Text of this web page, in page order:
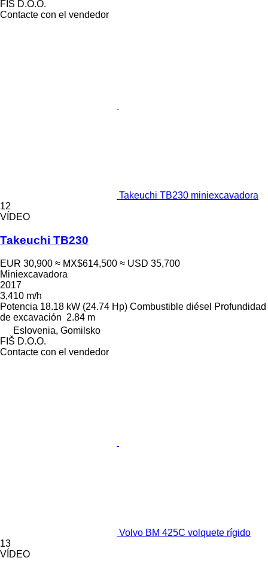
FIŠ D.O.O.
Contacte con el vendedor
Takeuchi TB230 miniexcavadora
12
VÍDEO
Takeuchi TB230
EUR 30,900 ≈ MX$614,500 ≈ USD 35,700
Miniexcavadora
2017
3,410 m/h
Potencia 18.18 kW (24.74 Hp) Combustible diésel Profundidad
de excavación 2.84 m
Eslovenia, Gomilsko
FIŠ D.O.O.
Contacte con el vendedor
Volvo BM 425C volquete rígido
13
VÍDEO